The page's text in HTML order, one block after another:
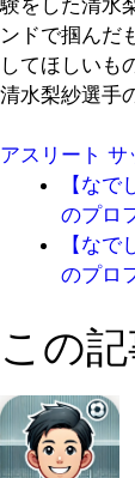
ンドで掴んだ
してほしいも
清水梨紗選手
アスリート サ
【な
のプロ
【な
のプロ
この